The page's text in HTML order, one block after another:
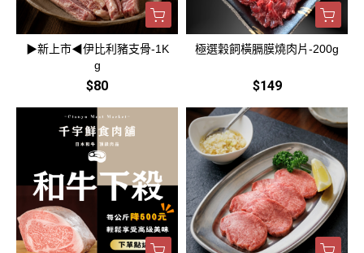
▶新上市◀伊比利豬支骨-1K
g
$80
極選穀飼橫膈膜燒肉片-200g
$149